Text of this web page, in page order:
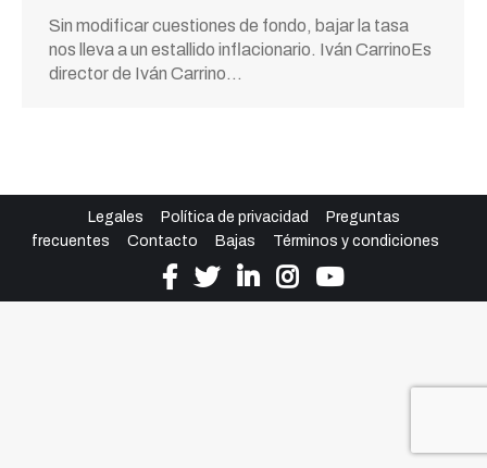
Sin modificar cuestiones de fondo, bajar la tasa
nos lleva a un estallido inflacionario. Iván CarrinoEs
director de Iván Carrino…
Legales Política de privacidad
Preguntas
frecuentes
Contacto Bajas Términos y condiciones